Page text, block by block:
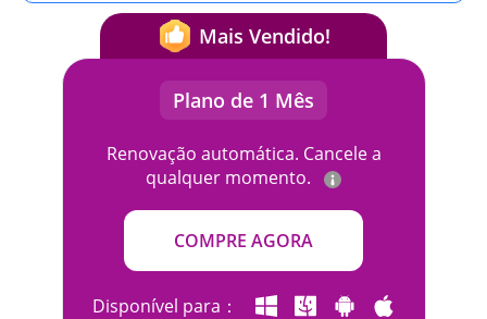
Mais Vendido!
Plano de 1 Mês
Renovação automática. Cancele a
qualquer momento.
COMPRE AGORA
Disponível para：